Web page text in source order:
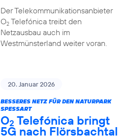
Der Telekommunikationsanbieter
O2Telefónica treibt den
Netzausbau auch im
Westmünsterland weiter voran.
20. Januar 2026
BESSERES NETZ FÜR DEN NATURPARK
SPESSART
O2 Telefónica bringt
5G nach Flörsbachtal